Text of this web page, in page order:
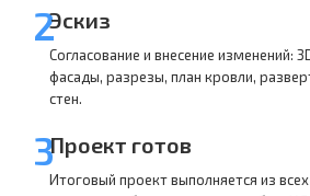
2Эскиз
Согласование и внесение изменений:
фасады, разрезы, план кровли,
стен.
3Проект готов
Итоговый проект выполняется из